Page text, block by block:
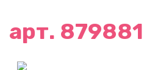
арт. 879881